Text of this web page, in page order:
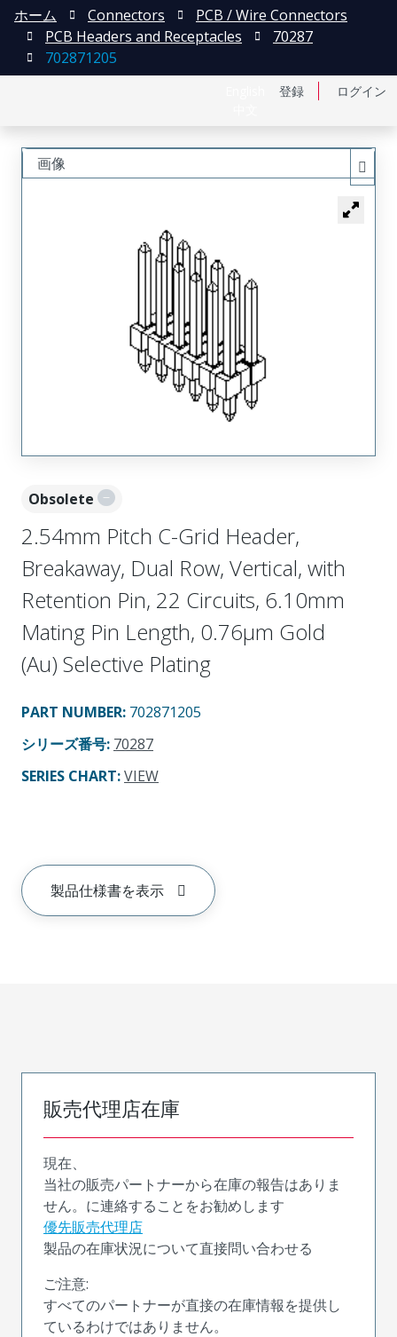
登録 ログイン
ホーム Connectors
PCB / Wire Connectors
PCB Headers and Receptacles
70287
702871205
Obsolete
2.54mm Pitch C-Grid Header,
Breakaway, Dual Row, Vertical, with
Retention Pin, 22 Circuits, 6.10mm
Mating Pin Length, 0.76µm Gold
(Au) Selective Plating
PART NUMBER: 702871205
シリーズ番号: 70287
SERIES CHART:VIEW
製品仕様書を表示
画像
販売代理店在庫
現在、
当社の販売パートナーから在庫の報告はありま
せん。に連絡することをお勧めします
優先販売代理店
製品の在庫状況について直接問い合わせる
ご注意:
すべてのパートナーが直接の在庫情報を提供し
ているわけではありません。